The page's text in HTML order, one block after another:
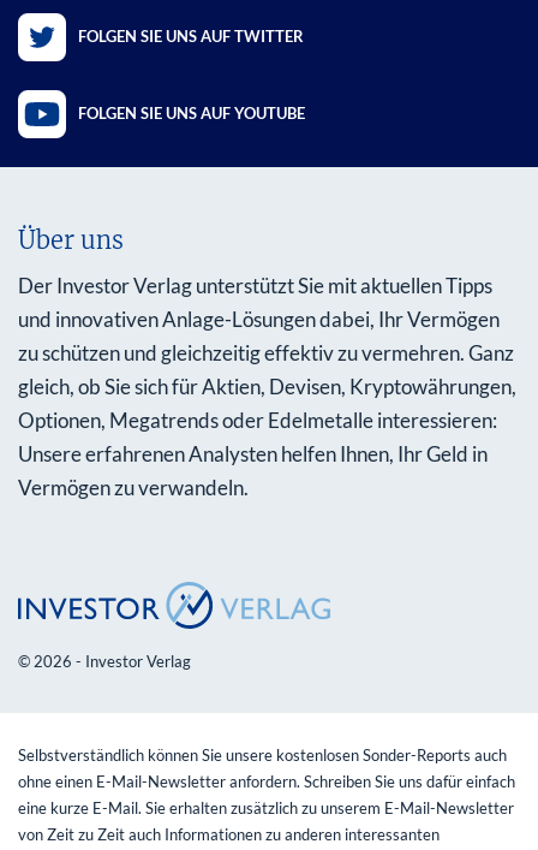
FOLGEN SIE UNS AUF TWITTER
FOLGEN SIE UNS AUF YOUTUBE
Über uns
Der Investor Verlag unterstützt Sie mit aktuellen Tipps
und innovativen Anlage-Lösungen dabei, Ihr Vermögen
zu schützen und gleichzeitig effektiv zu vermehren. Ganz
gleich, ob Sie sich für Aktien, Devisen, Kryptowährungen,
Optionen, Megatrends oder Edelmetalle interessieren:
Unsere erfahrenen Analysten helfen Ihnen, Ihr Geld in
Vermögen zu verwandeln.
© 2026 - Investor Verlag
Selbstverständlich können Sie unsere kostenlosen Sonder-Reports auch
ohne einen E-Mail-Newsletter anfordern. Schreiben Sie uns dafür einfach
eine kurze E-Mail. Sie erhalten zusätzlich zu unserem E-Mail-Newsletter
von Zeit zu Zeit auch Informationen zu anderen interessanten